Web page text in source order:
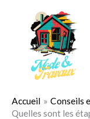
Accueil
Conseils
Quelles sont les